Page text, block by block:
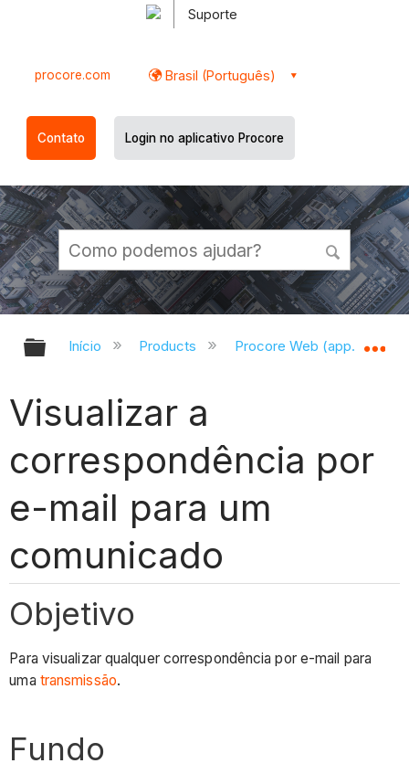
Suporte
procore.com Brasil (Português)
Contato Login no aplicativo Procore
Expandir/recolher hierarquia
Início Products Procore Web
Visualizar a
correspondência por
e-mail para um
comunicado
Objetivo
Para visualizar qualquer correspondência por e-mail para
uma transmissão.
Fundo